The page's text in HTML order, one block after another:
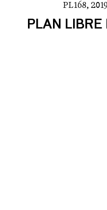
PL168,
PLAN LIBRE